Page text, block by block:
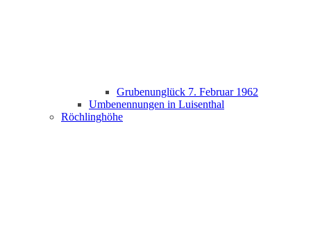
Grubenunglück 7. Februar 1962
Umbenennungen in Luisenthal
Röchlinghöhe